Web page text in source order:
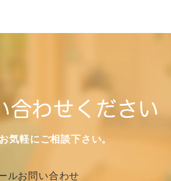
合わせください
気軽にご相談下さい。